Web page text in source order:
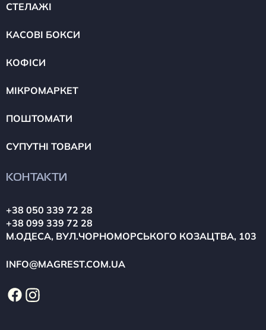
СТЕЛАЖІ
КАСОВІ БОКСИ
КОФІСИ
МІКРОМАРКЕТ
ПОШТОМАТИ
СУПУТНІ ТОВАРИ
КОНТАКТИ
+38 050 339 72 28
+38 099 339 72 28
М.ОДЕСА, ВУЛ.ЧОРНОМОРСЬКОГО КОЗАЦТВА, 103
INFO@MAGREST.COM.UA